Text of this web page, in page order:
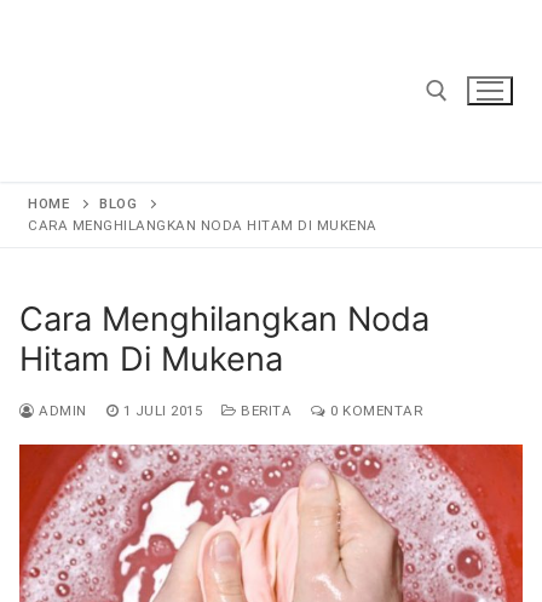
HOME
BLOG
CARA MENGHILANGKAN NODA HITAM DI MUKENA
Cara Menghilangkan Noda
Hitam Di Mukena
ADMIN 1 JULI 2015 BERITA 0 KOMENTAR